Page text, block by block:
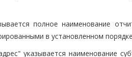
полное наименование
в установленном
указывается наименование